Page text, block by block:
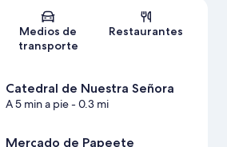
Medios de
transporte
Restaurantes
Catedral de Nuestra Señora
A 5 min a pie- 0.3 mi
Mercado de Papeete